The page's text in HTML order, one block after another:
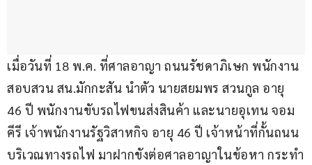
เมื่อวันที่ 18 พ.ค. ที่ศาลอาญา ถนนรัชดาภิเษก พนักงาน
สอบสวน สน.มักกะสัน นำตัว นายสยมพร สวนกูล อายุ
46 ปี พนักงานขับรถไฟขนส่งสินค้า และนายอุเทน จอม
คีรี เจ้าพนักงานรัฐวิสาหกิจ อายุ 46 ปี เจ้าหน้าที่กั้นถนน
บริเวณทางรถไฟ มาฝากขังต่อศาลอาญาในข้อหา กระทำ